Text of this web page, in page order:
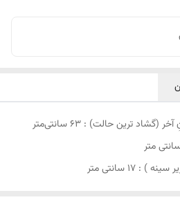
ترین حالت) : 63 سانتی‌متر
سانتی متر